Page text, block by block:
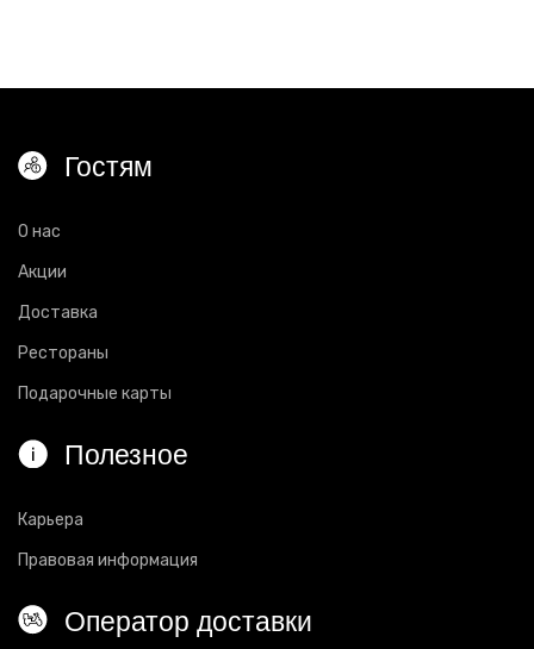
Гостям
О нас
Акции
Доставка
Рестораны
Подарочные карты
Полезное
Карьера
Правовая информация
Оператор доставки